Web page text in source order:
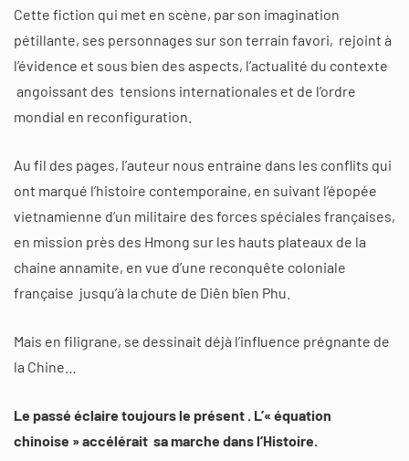
Cette fiction qui met en scène, par son imagination
pétillante, ses personnages sur son terrain favori, rejoint à
l’évidence et sous bien des aspects, l’actualité du contexte
angoissant des tensions internationales et de l’ordre
mondial en reconfiguration.
Au fil des pages, l’auteur nous entraine dans les conflits qui
ont marqué l’histoire contemporaine, en suivant l’épopée
vietnamienne d’un militaire des forces spéciales françaises,
en mission près des Hmong sur les hauts plateaux de la
chaine annamite, en vue d’une reconquête coloniale
française jusqu’à la chute de Diên bîen Phu.
Mais en filigrane, se dessinait déjà l’influence prégnante de
la Chine…
Le passé éclaire toujours le présent . L’« équation
chinoise » accélérait sa marche dans l’Histoire.